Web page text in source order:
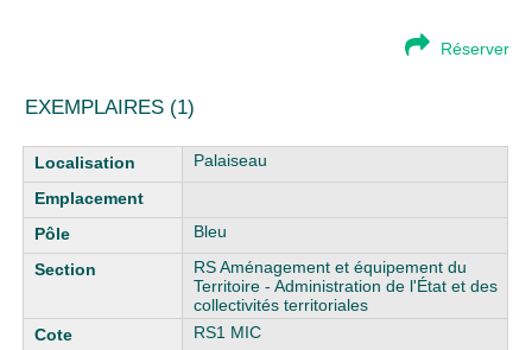
Réserver
EXEMPLAIRES (1)
Liste des exemplaires Palaiseau
Bleu
RS Aménagement et équipement du
Territoire - Administration de l'État et des
collectivités territoriales
RS1 MIC